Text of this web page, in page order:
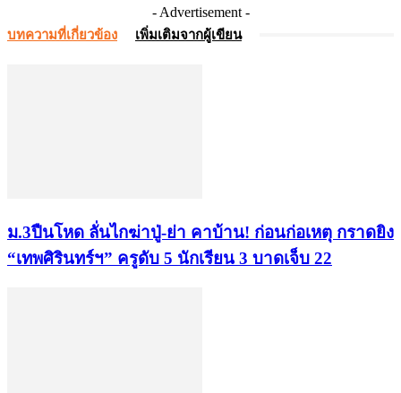
- Advertisement -
บทความที่เกี่ยวข้อง เพิ่มเติมจากผู้เขียน
ม.3ปืนโหด ลั่นไกฆ่าปู่-ย่า คาบ้าน! ก่อนก่อเหตุ กราดยิง
“เทพศิรินทร์ฯ” ครูดับ 5 นักเรียน 3 บาดเจ็บ 22